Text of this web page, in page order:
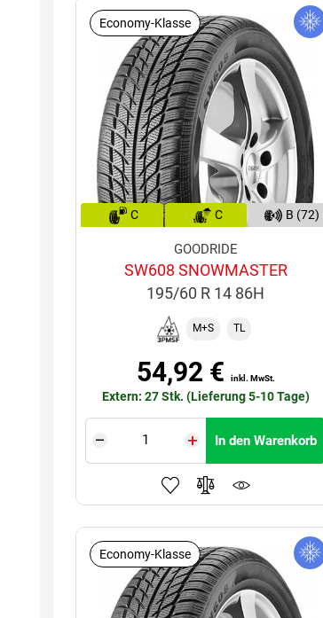
Economy-Klasse
C C B (72)
GOODRIDE
SW608 SNOWMASTER
195/60 R 14 86H
M+S TL
54,92 € inkl. MwSt.
Extern: 27 Stk. (Lieferung 5-10 Tage)
In den Warenkorb
Economy-Klasse